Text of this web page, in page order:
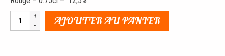
quantité
AJOUTER AU PANIER